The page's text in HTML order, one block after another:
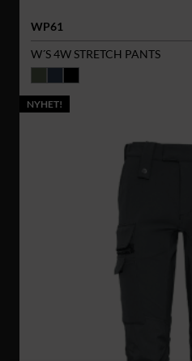
WP61
W´S 4W STRETCH PANTS
NYHET!